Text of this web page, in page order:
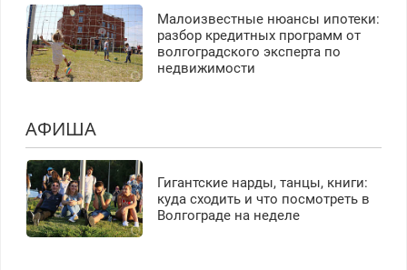
Малоизвестные нюансы ипотеки:
разбор кредитных программ от
волгоградского эксперта по
недвижимости
АФИША
Гигантские нарды, танцы, книги:
куда сходить и что посмотреть в
Волгограде на неделе